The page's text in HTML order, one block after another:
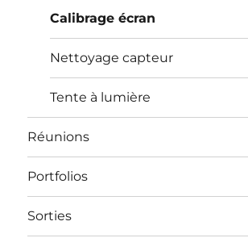
Calibrage écran
Nettoyage capteur
Tente à lumière
Réunions
Portfolios
Sorties